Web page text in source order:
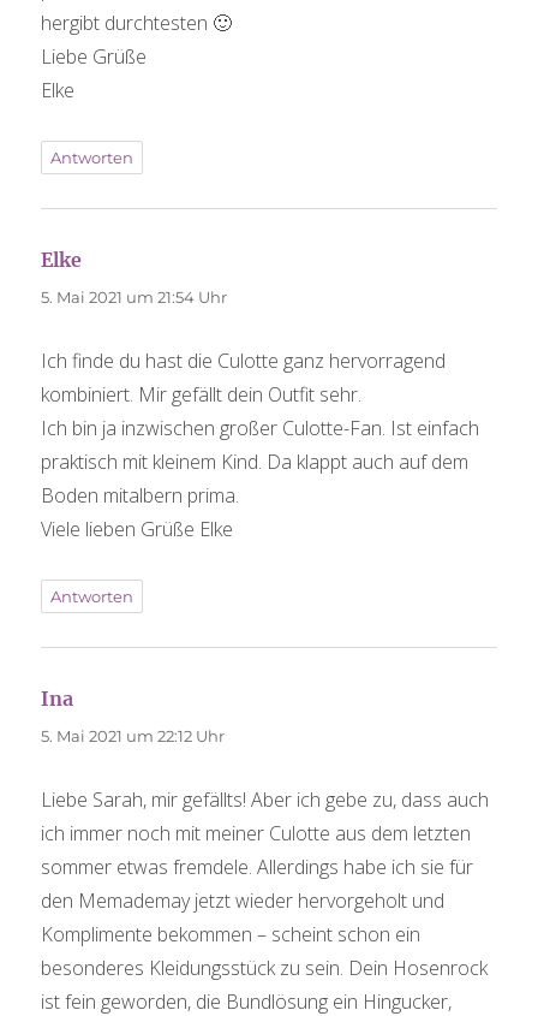
hergibt durchtesten 🙂
Liebe Grüße
Elke
Antworten
Elke
5. Mai 2021 um 21:54 Uhr
Ich finde du hast die Culotte ganz hervorragend
kombiniert. Mir gefällt dein Outfit sehr.
Ich bin ja inzwischen großer Culotte-Fan. Ist einfach
praktisch mit kleinem Kind. Da klappt auch auf dem
Boden mitalbern prima.
Viele lieben Grüße Elke
Antworten
Ina
5. Mai 2021 um 22:12 Uhr
Liebe Sarah, mir gefällts! Aber ich gebe zu, dass auch
ich immer noch mit meiner Culotte aus dem letzten
sommer etwas fremdele. Allerdings habe ich sie für
den Memademay jetzt wieder hervorgeholt und
Komplimente bekommen – scheint schon ein
besonderes Kleidungsstück zu sein. Dein Hosenrock
ist fein geworden, die Bundlösung ein Hingucker,